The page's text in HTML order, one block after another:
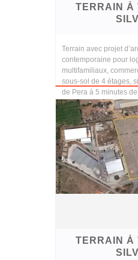
TERRAIN À
Terrain avec projet
contemporaine pour
multifamiliaux,
sous-sol de 4 étages,
de Pera à 5 minutes
Pera.
TERRAIN À